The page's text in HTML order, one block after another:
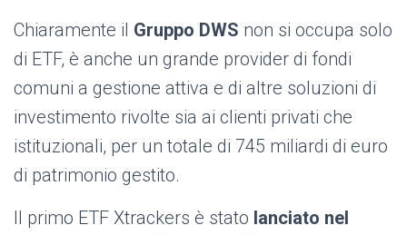
Chiaramente il Gruppo DWS non si occupa solo
di ETF, è anche un grande provider di fondi
comuni a gestione attiva e di altre soluzioni di
investimento rivolte sia ai clienti privati che
istituzionali, per un totale di 745 miliardi di euro
di patrimonio gestito.
Il primo ETF Xtrackers è stato lanciato nel